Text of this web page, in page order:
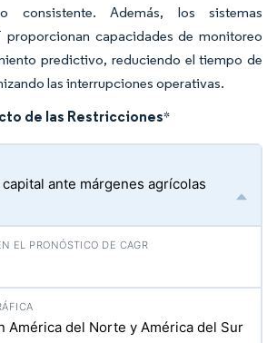
consistente. Además, los sistemas
proporcionan capacidades de monitoreo
predictivo, reduciendo el tiempo de
las interrupciones operativas.
de las Restricciones*
ante márgenes agrícolas
América del Norte y América del Sur